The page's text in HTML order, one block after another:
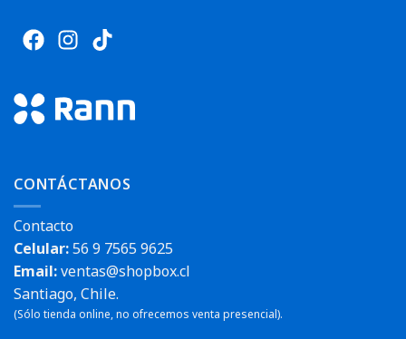
CONTÁCTANOS
Contacto
Celular:56 9 7565 9625
Email:ventas@shopbox.cl
Santiago, Chile.
(Sólo tienda online, no ofrecemos venta presencial).